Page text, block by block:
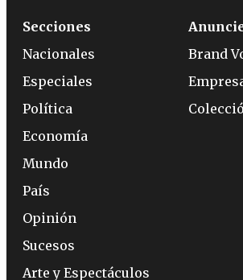
Secciones
Nacionales
Especiales
Política
Economía
Mundo
País
Opinión
Sucesos
Arte y Espectáculos
Brand